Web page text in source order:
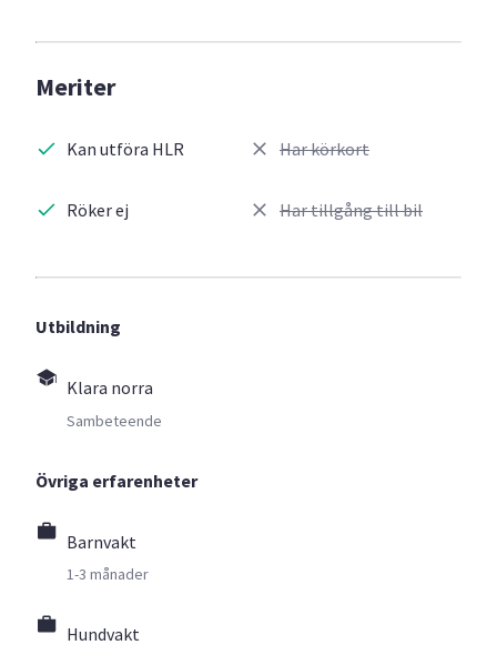
Meriter
Kan utföra HLR
Röker ej
Har körkort
Har tillgång till bil
Utbildning
Klara norra
Sambeteende
Övriga erfarenheter
Barnvakt
1-3 månader
Hundvakt